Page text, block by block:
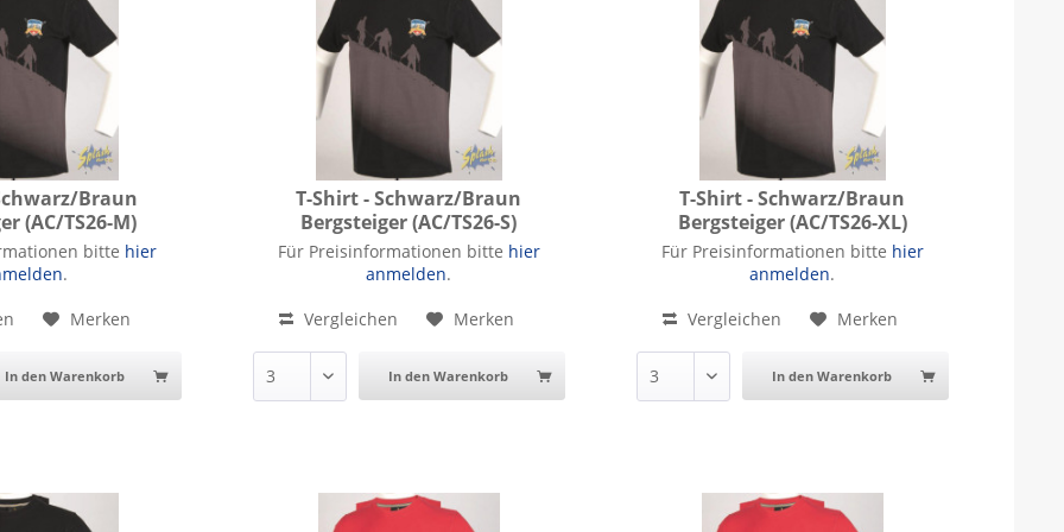
Braun
(AC/TS26-M)
Braun Bergsteiger
bitte hier
.
Merken
In den Warenkorb
T-Shirt - Schwarz/Braun
Bergsteiger (AC/TS26-S)
T-Shirt - Schwarz/Braun Bergsteiger
Für Preisinformationen bitte hier
anmelden.
Vergleichen
Merken
In den Warenkorb
T-Shirt - Schwarz/Braun
Bergsteiger (AC/TS26-XL)
T-Shirt - Schwarz/Braun Bergsteiger
Für Preisinformationen bitte hier
anmelden.
Vergleichen
Merken
In den Warenkorb